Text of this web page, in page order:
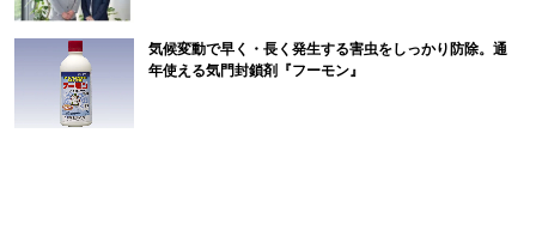
気候変動で早く・長く発生する害虫をしっかり防除。通
年使える気門封鎖剤『フーモン』